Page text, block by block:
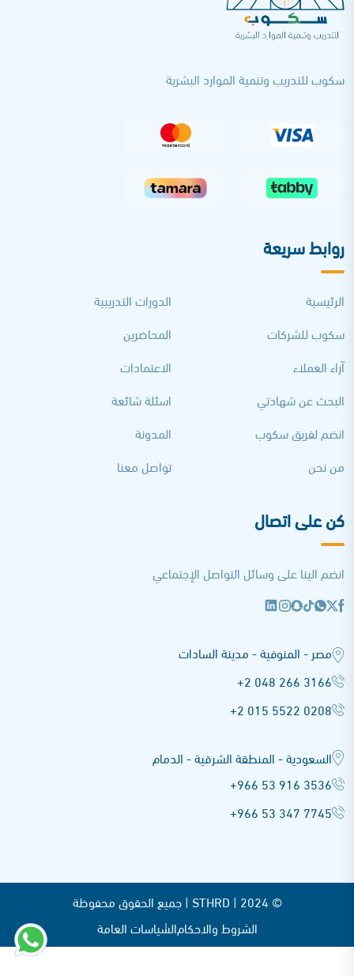
سكوب للتدريب وتنمية الموارد البشرية
روابط سريعة
الرئيسية
الدورات التدريبية
سكوب للشركات
المحاضرين
آراء العملاء
الاعتمادات
البحث عن شهادتي
اسئلة شائعة
انضم لفريق سكوب
المدونة
من نحن
تواصل معنا
كن على اتصال
انضم الينا على وسائل التواصل الإجتماعي
مصر - المنوفية - مدينة السادات
+2 048 266 3166
+2 015 5522 0208
السعودية - المنطقة الشرقية - الدمام
+966 53 916 3536
+966 53 347 7745
© STHRD | 2024 | جميع الحقوق محفوظة
الشروط والاحكامالسياسات العامة